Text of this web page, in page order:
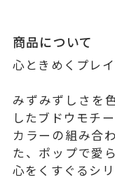
商品について
心ときめくプレ
みずみずしさを
したブドウモチ
カラーの組み合
た、ポップで愛
心をくすぐるシリ